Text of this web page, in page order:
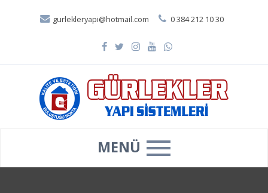
gurlekleryapi@hotmail.com 0 384 212 10 30
MENÜ